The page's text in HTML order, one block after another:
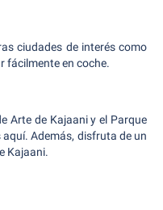
ciudades de interés como
fácilmente en coche.
Arte de Kajaani y el Parque
Además, disfruta de un
Kajaani.